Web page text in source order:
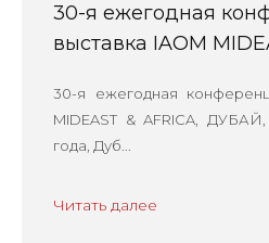
30-я ежегодная
выставка IAOM
30-я ежегодная
MIDEAST & AFRICA,
года, Дуб...
Читать далее